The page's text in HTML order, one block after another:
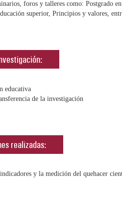
foros y talleres como: Postgrado
superior, Principios y valores,
educativa
de la investigación
realizadas:
y la medición del quehacer